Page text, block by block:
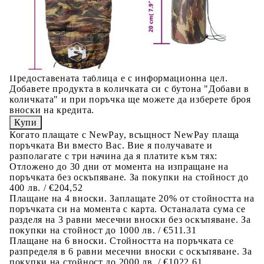
Предоставената таблица е с информационна цел.
Добавете продукта в количката си с бутона "Добави в
количката" и при поръчка ще можете да изберете броя
вноски на кредита.
Предоставената таблица е с информационна цел.
Добавете продукта в количката си с бутона "Добави в
количката" и при поръчка ще можете да изберете броя
вноски на кредита.
Когато плащате с NewPay, всъщност NewPay плаща
поръчката Ви вместо Вас. Вие я получавате и
разполагате с три начина да я платите към тях:
Отложено до 30 дни от момента на изпращане на
поръчката без оскъпяване. За покупки на стойност до
400 лв. / €204,52
Плащане на 4 вноски. Заплащате 20% от стойността на
поръчката си на момента с карта. Останалата сума се
разделя на 3 равни месечни вноски без оскъпяване. За
покупки на стойност до 1000 лв. / €511.31
Плащане на 6 вноски. Стойността на поръчката се
разпределя в 6 равни месечни вноски с оскъпяване. За
покупки на стойност до 2000 лв. / €1022.61